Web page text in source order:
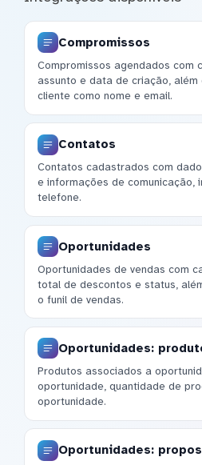
Compromissos
Compromissos agendados com
assunto e data de criação,
cliente como nome e email.
Contatos
Contatos cadastrados com
e informações de comunicação,
telefone.
Oportunidades
Oportunidades de vendas com
total de descontos e status,
o funil de vendas.
Oportunidades:
Produtos associados a
oportunidade, quantidade de
oportunidade.
Oportunidades: